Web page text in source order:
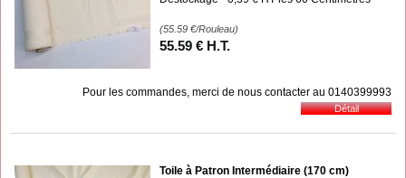
(55.59 €/Rouleau)
55.59 € H.T.
Pour les commandes, merci de nous contacter au 0140399993
Toile à Patron Intermédiaire (170 cm)